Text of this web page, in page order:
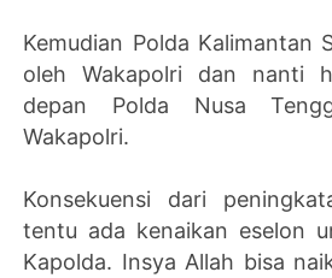
Kemudian Polda Kalimantan
oleh Wakapolri dan nanti
depan Polda Nusa
Wakapolri.
Konsekuensi dari
tentu ada kenaikan eselon
Kapolda. Insya Allah bisa